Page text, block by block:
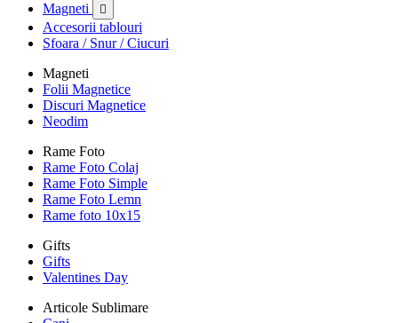
Magneti

Accesorii tablouri
Sfoara / Snur / Ciucuri
Magneti
Folii Magnetice
Discuri Magnetice
Neodim
Rame Foto
Rame Foto Colaj
Rame Foto Simple
Rame Foto Lemn
Rame foto 10x15
Gifts
Gifts
Valentines Day
Articole Sublimare